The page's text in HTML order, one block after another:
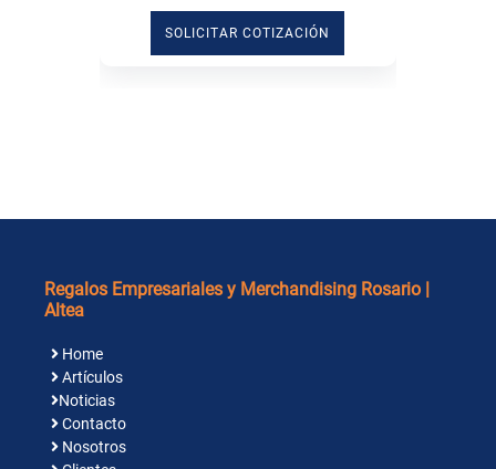
SOLICITAR COTIZACIÓN
Regalos Empresariales y Merchandising Rosario |
Altea
Home
Artículos
Noticias
Contacto
Nosotros